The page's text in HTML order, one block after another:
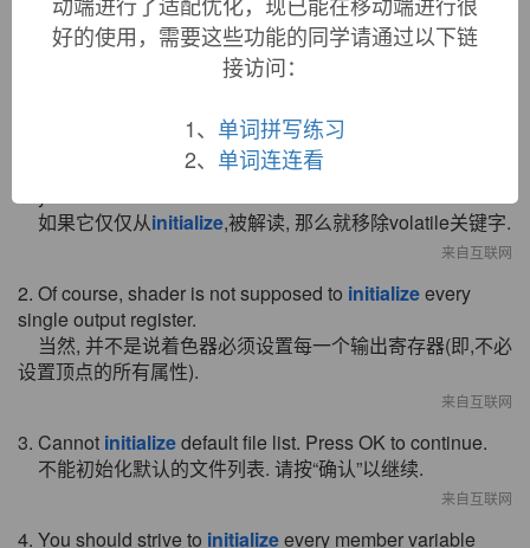
1. If it is only read from initialize, remove the volatile
如果它仅仅从initialize,被解读, 那么就移除volatile关键字.
来自互联网
2. Of course, shader is not supposed to initializeevery
single output register.
当然, 并不是说着色器必须设置每一个输出寄存器(即,不必
设置顶点的所有属性).
来自互联网
3. Cannot initializedefault file list. Press OK to continue.
不能初始化默认的文件列表. 请按“确认”以继续.
来自互联网
4. You should strive to initializeevery member variable
好的使用，需要这些功能的同学请通过以下链
接访问：
1、 单词拼写练习
2、 单词连连看